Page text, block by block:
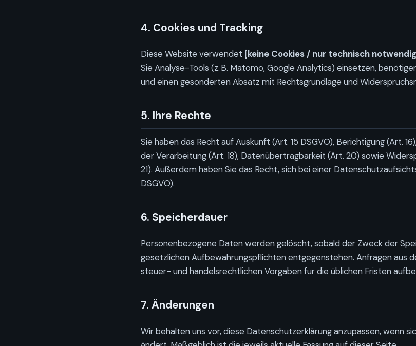
4. Cookies und Tracking
Diese Website verwendet [keine Cookies / nur technisch
Sie Analyse-Tools (z. B. Matomo, Google Analytics) einsetzen,
und einen gesonderten Absatz mit Rechtsgrundlage und
5. Ihre Rechte
Sie haben das Recht auf Auskunft (Art. 15 DSGVO), Berichtigung (Art.
der Verarbeitung (Art. 18), Datenübertragbarkeit (Art. 20) sowie
21). Außerdem haben Sie das Recht, sich bei einer
DSGVO).
6. Speicherdauer
Personenbezogene Daten werden gelöscht, sobald der Zweck der
gesetzlichen Aufbewahrungspflichten entgegenstehen. Anfragen aus
steuer- und handelsrechtlichen Vorgaben für die üblichen Fristen
7. Änderungen
Wir behalten uns vor, diese Datenschutzerklärung anzupassen, wenn